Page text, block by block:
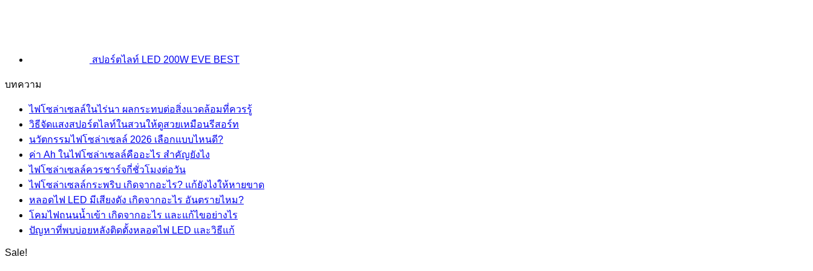
สปอร์ตไลท์ LED 200W EVE BEST
บทความ
ไฟโซล่าเซลล์ในไร่นา ผลกระทบต่อสิ่งแวดล้อมที่ควรรู้
วิธีจัดแสงสปอร์ตไลท์ในสวนให้ดูสวยเหมือนรีสอร์ท
นวัตกรรมไฟโซล่าเซลล์ 2026 เลือกแบบไหนดี?
ค่า Ah ในไฟโซล่าเซลล์คืออะไร สำคัญยังไง
ไฟโซล่าเซลล์ควรชาร์จกี่ชั่วโมงต่อวัน
ไฟโซล่าเซลล์กระพริบ เกิดจากอะไร? แก้ยังไงให้หายขาด
หลอดไฟ LED มีเสียงดัง เกิดจากอะไร อันตรายไหม?
โคมไฟถนนน้ำเข้า เกิดจากอะไร และแก้ไขอย่างไร
ปัญหาที่พบบ่อยหลังติดตั้งหลอดไฟ LED และวิธีแก้
Sale!